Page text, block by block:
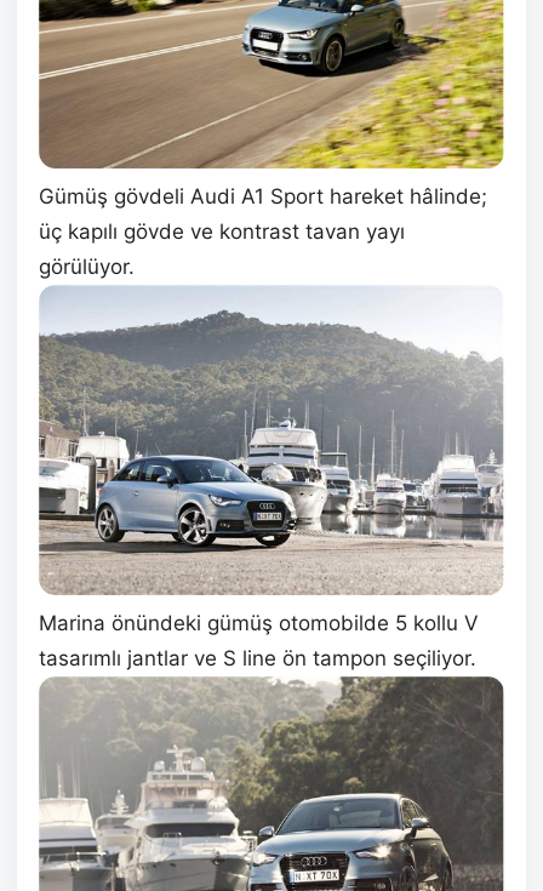
Gümüş gövdeli Audi A1 Sport hareket hâlinde;
üç kapılı gövde ve kontrast tavan yayı
görülüyor.
Marina önündeki gümüş otomobilde 5 kollu V
tasarımlı jantlar ve S line ön tampon seçiliyor.